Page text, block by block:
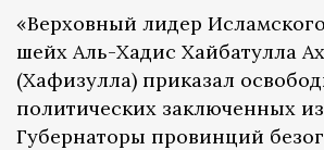
«Верховный лидер
шейх Аль-Хадис Хайбатулла
(Хафизулла) приказал
политических заключенных
Губернаторы провинций